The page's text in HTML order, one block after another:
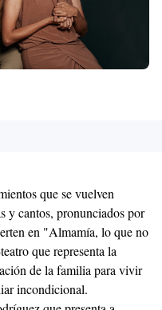
que se vuelven
y cantos, pronunciados por
en "Almamía, lo que no
que representa la
de la familia para vivir
incondicional.